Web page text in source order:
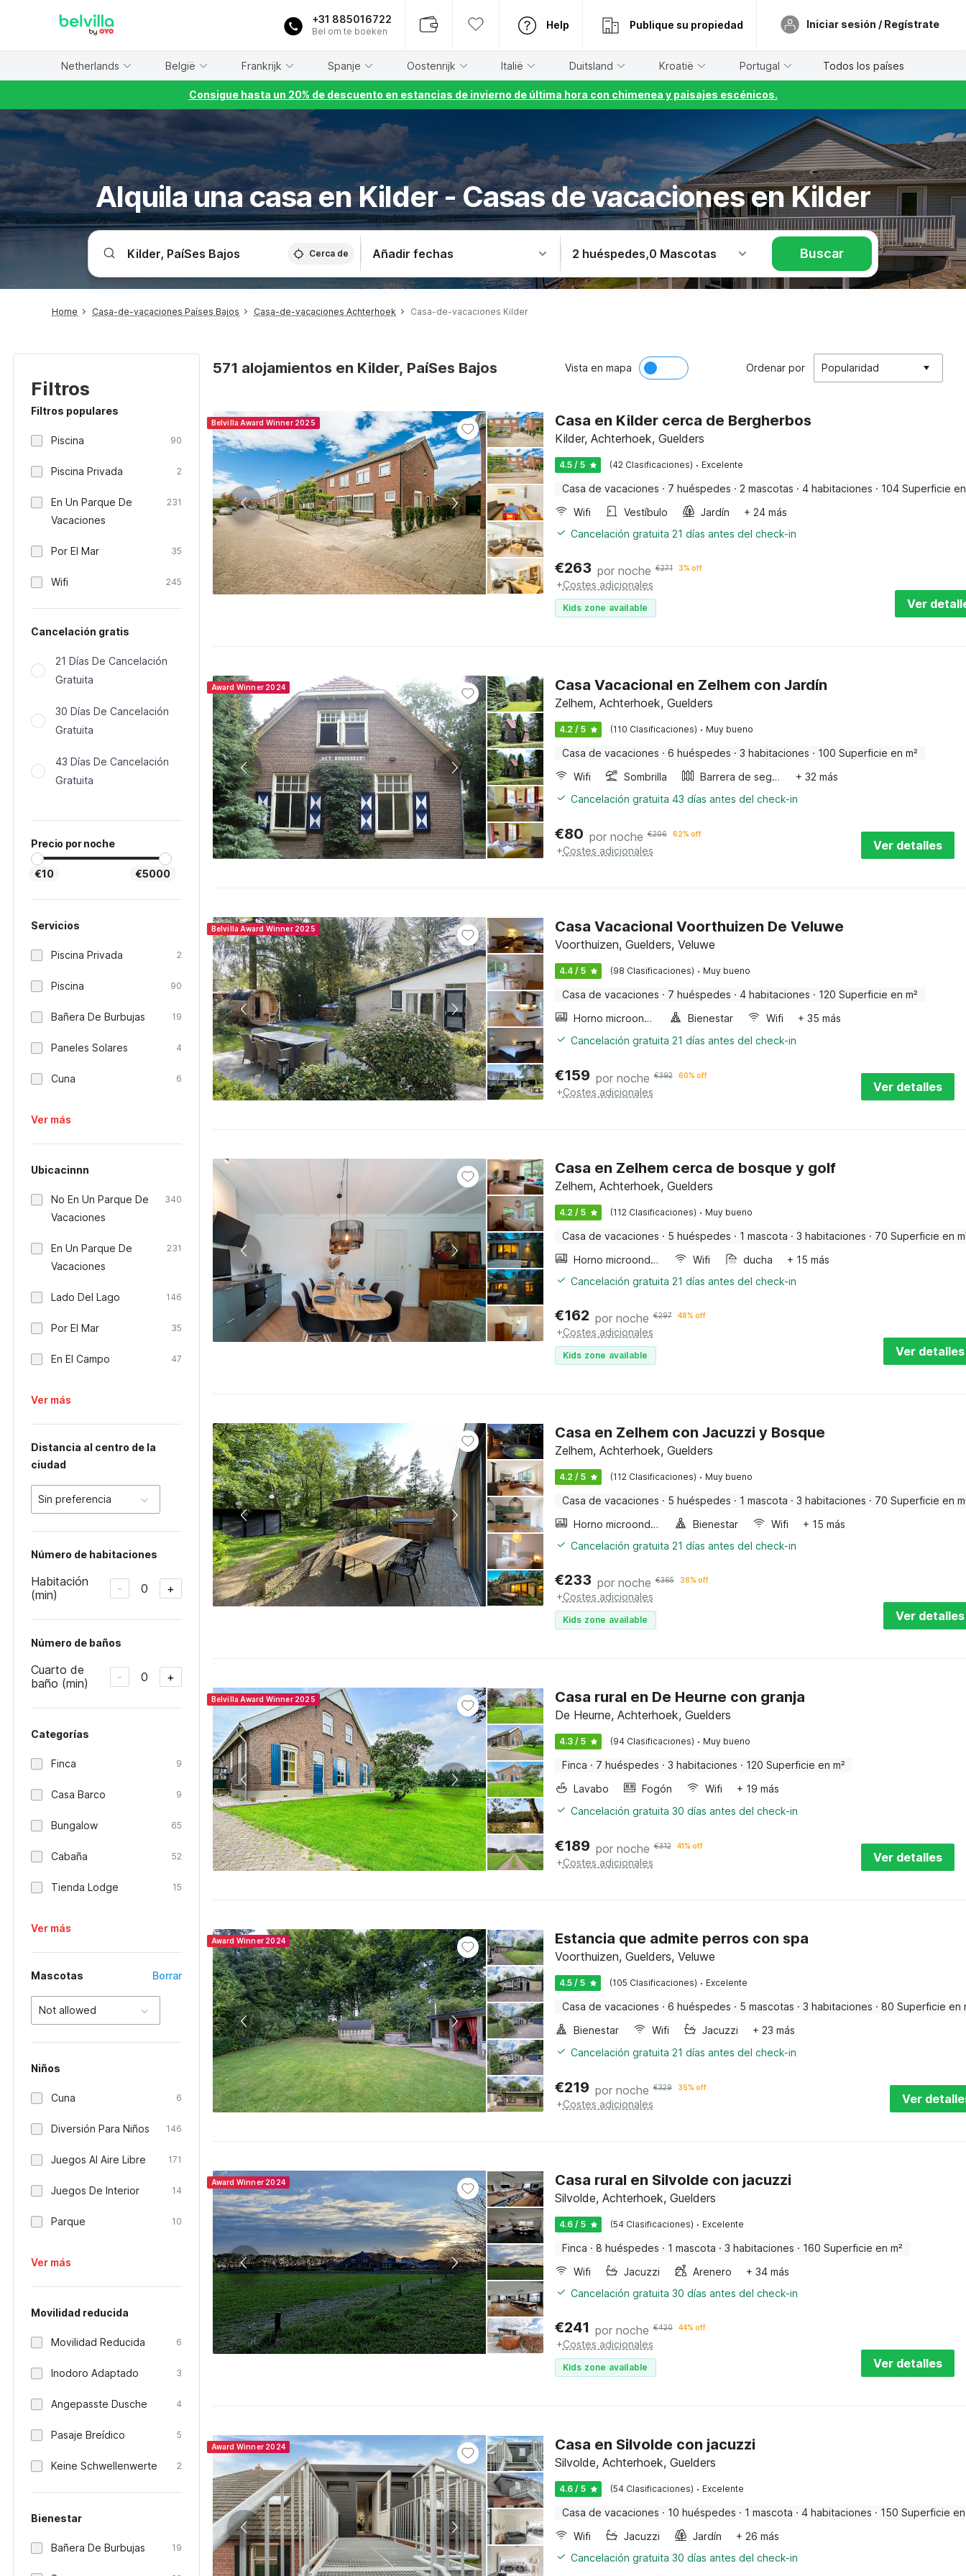
+31 885016722
Bel om te boeken
Help Publique su propiedad Iniciar sesión / Regístrate
Netherlands België Frankrijk Spanje Oostenrijk Italië Duitsland Kroatië Portugal Todos los países
Consigue hasta un 20% de descuento en estancias de invierno de última hora con chimenea y paisajes escénicos.
Alquila una casa en Kilder - Casas de vacaciones en Kilder
Cerca de Añadir fechas 2 huéspedes,0 Mascotas Buscar
Home Casa-de-vacaciones Países Bajos Casa-de-vacaciones Achterhoek Casa-de-vacaciones Kilder
Filtros
Filtros populares
Piscina 90
Piscina Privada 2
En Un Parque De
Vacaciones
231
Por El Mar 35
Wifi 245
Cancelación gratis
21 Días De Cancelación
Gratuita
30 Días De Cancelación
Gratuita
43 Días De Cancelación
Gratuita
Precio por noche
€10 €5000
Servicios
Piscina Privada 2
Piscina 90
Bañera De Burbujas 19
Paneles Solares 4
Cuna 6
Ver más
Ubicacinnn
No En Un Parque De
Vacaciones
340
En Un Parque De
Vacaciones
231
Lado Del Lago 146
Por El Mar 35
En El Campo 47
Ver más
Distancia al centro de la
ciudad
Sin preferencia
Número de habitaciones
Habitación
(min)
- 0 +
Número de baños
Cuarto de
baño (min)
- 0 +
Categorías
Finca 9
Casa Barco 9
Bungalow 65
Cabaña 52
Tienda Lodge 15
Ver más
Mascotas Borrar
Not allowed
Niños
Cuna 6
Diversión Para Niños 146
Juegos Al Aire Libre 171
Juegos De Interior 14
Parque 10
Ver más
Movilidad reducida
Movilidad Reducida 6
Inodoro Adaptado 3
Angepasste Dusche 4
Pasaje Breídico 5
Keine Schwellenwerte 2
Bienestar
Bañera De Burbujas 19
571 alojamientos en Kilder, PaíSes Bajos Vista en mapa Ordenar por Popularidad
Belvilla Award Winner 2025 Casa en Kilder cerca de Bergherbos
Kilder, Achterhoek, Guelders
4.5 / 5 (42 Clasificaciones) · Excelente
Casa de vacaciones · 7 huéspedes · 2 mascotas · 4 habitaciones · 104 Superficie en
Wifi
Vestíbulo Jardín
+ 24 más
Cancelación gratuita 21 días antes del check-in
€263 por noche €271 3% off
+Costes adicionales
Kids zone available Ver
Award Winner 2024 Casa Vacacional en Zelhem con Jardín
Zelhem, Achterhoek, Guelders
4.2 / 5 (110 Clasificaciones) · Muy bueno
Casa de vacaciones · 6 huéspedes · 3 habitaciones · 100 Superficie en m²
Wifi
Sombrilla Barrera de seguridad
+ 32 más
Cancelación gratuita 43 días antes del check-in
€80 por noche €206 62% off
+Costes adicionales Ver detalles
Belvilla Award Winner 2025 Casa Vacacional Voorthuizen De Veluwe
Voorthuizen, Guelders, Veluwe
4.4 / 5 (98 Clasificaciones) · Muy bueno
Casa de vacaciones · 7 huéspedes · 4 habitaciones · 120 Superficie en m²
Horno microondas
Bienestar Wifi
+ 35 más
Cancelación gratuita 21 días antes del check-in
€159 por noche €392 60% off
+Costes adicionales Ver detalles
Casa en Zelhem cerca de bosque y golf
Zelhem, Achterhoek, Guelders
4.2 / 5 (112 Clasificaciones) · Muy bueno
Casa de vacaciones · 5 huéspedes · 1 mascota · 3 habitaciones · 70 Superficie en
Horno microondas
Wifi ducha
+ 15 más
Cancelación gratuita 21 días antes del check-in
€162 por noche €297 48% off
+Costes adicionales
Kids zone available Ver detalles
Casa en Zelhem con Jacuzzi y Bosque
Zelhem, Achterhoek, Guelders
4.2 / 5 (112 Clasificaciones) · Muy bueno
Casa de vacaciones · 5 huéspedes · 1 mascota · 3 habitaciones · 70 Superficie en
Horno microondas
Bienestar Wifi
+ 15 más
Cancelación gratuita 21 días antes del check-in
€233 por noche €365 38% off
+Costes adicionales
Kids zone available Ver detalles
Belvilla Award Winner 2025 Casa rural en De Heurne con granja
De Heurne, Achterhoek, Guelders
4.3 / 5 (94 Clasificaciones) · Muy bueno
Finca · 7 huéspedes · 3 habitaciones · 120 Superficie en m²
Lavabo
Fogón Wifi
+ 19 más
Cancelación gratuita 30 días antes del check-in
€189 por noche €312 41% off
+Costes adicionales Ver detalles
Award Winner 2024 Estancia que admite perros con spa
Voorthuizen, Guelders, Veluwe
4.5 / 5 (105 Clasificaciones) · Excelente
Casa de vacaciones · 6 huéspedes · 5 mascotas · 3 habitaciones · 80 Superficie en
Bienestar
Wifi Jacuzzi
+ 23 más
Cancelación gratuita 21 días antes del check-in
€219 por noche €329 35% off
+Costes adicionales Ver
Award Winner 2024 Casa rural en Silvolde con jacuzzi
Silvolde, Achterhoek, Guelders
4.6 / 5 (54 Clasificaciones) · Excelente
Finca · 8 huéspedes · 1 mascota · 3 habitaciones · 160 Superficie en m²
Wifi
Jacuzzi Arenero
+ 34 más
Cancelación gratuita 30 días antes del check-in
€241 por noche €420 44% off
+Costes adicionales
Kids zone available Ver detalles
Award Winner 2024 Casa en Silvolde con jacuzzi
Silvolde, Achterhoek, Guelders
4.6 / 5 (54 Clasificaciones) · Excelente
Casa de vacaciones · 10 huéspedes · 1 mascota · 4 habitaciones · 150 Superficie en
Wifi
Jacuzzi Jardín
+ 26 más
Cancelación gratuita 30 días antes del check-in